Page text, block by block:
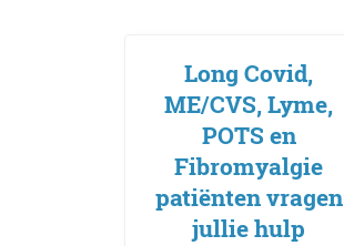
Long Covid,
ME/CVS, Lyme,
POTS en
Fibromyalgie
patiënten vragen
jullie hulp